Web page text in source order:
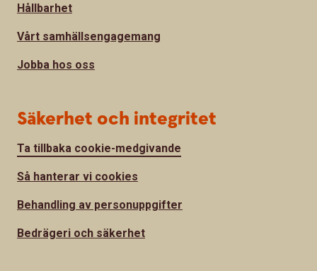
Hållbarhet
Vårt samhällsengagemang
Jobba hos oss
Säkerhet och integritet
Ta tillbaka cookie-medgivande
Så hanterar vi cookies
Behandling av personuppgifter
Bedrägeri och säkerhet